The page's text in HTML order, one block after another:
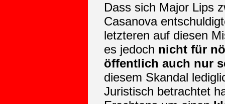
Dass sich Major Lips
Casanova
letzteren auf diesen
es jedoch nicht für
öffentlich auch nur
diesem Skandal
Juristisch betrachtet